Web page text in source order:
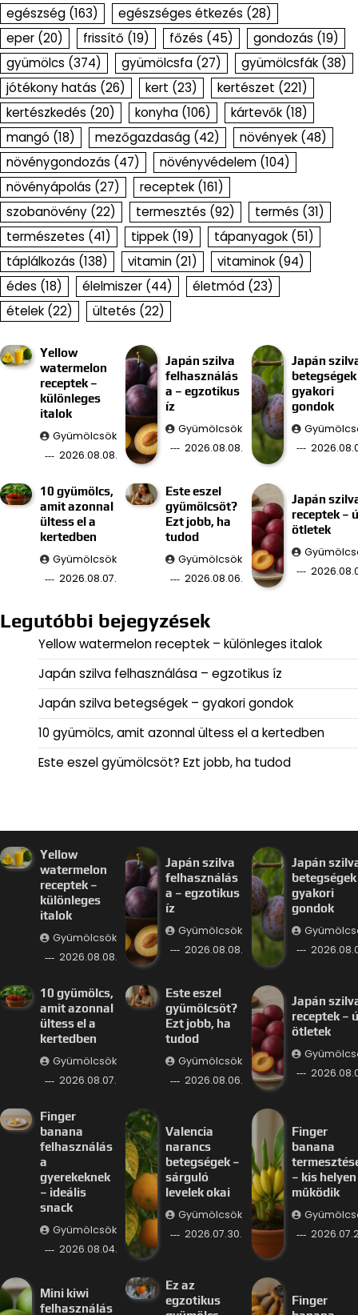
egészség (163) egészséges étkezés (28)
eper (20) frissítő (19) főzés (45) gondozás (19)
gyümölcs (374) gyümölcsfa (27) gyümölcsfák (38)
jótékony hatás (26) kert (23) kertészet (221)
kertészkedés (20) konyha (106) kártevők (18)
mangó (18) mezőgazdaság (42) növények (48)
növénygondozás (47) növényvédelem (104)
növényápolás (27) receptek (161)
szobanövény (22) termesztés (92) termés (31)
természetes (41) tippek (19) tápanyagok (51)
táplálkozás (138) vitamin (21) vitaminok (94)
édes (18) élelmiszer (44) életmód (23)
ételek (22) ültetés (22)
Yellow
watermelon
receptek –
különleges
italok
Gyümölcsök
2026.08.08.
Japán szilva
felhasználás
a – egzotikus
íz
Gyümölcsök
2026.08.08.
Japán
betegségek
gyakori
gondok
10 gyümölcs,
amit azonnal
ültess el a
kertedben
Gyümölcsök
2026.08.07.
Este eszel
gyümölcsöt?
Ezt jobb, ha
tudod
Gyümölcsök
2026.08.06.
Japán
receptek –
ötletek
Legutóbbi bejegyzések
Yellow watermelon receptek – különleges italok
Japán szilva felhasználása – egzotikus íz
Japán szilva betegségek – gyakori gondok
10 gyümölcs, amit azonnal ültess el a kertedben
Este eszel gyümölcsöt? Ezt jobb, ha tudod
Yellow
watermelon
receptek –
különleges
italok
Gyümölcsök
2026.08.08.
Japán szilva
felhasználás
a – egzotikus
íz
Gyümölcsök
2026.08.08.
Japán
betegségek
gyakori
gondok
10 gyümölcs,
amit azonnal
ültess el a
kertedben
Gyümölcsök
2026.08.07.
Este eszel
gyümölcsöt?
Ezt jobb, ha
tudod
Gyümölcsök
2026.08.06.
Japán
receptek –
ötletek
Finger
banana
felhasználás
a
gyerekeknek
– ideális
snack
Gyümölcsök
2026.08.04.
Valencia
narancs
betegségek –
sárguló
levelek okai
Gyümölcsök
2026.07.30.
Finger
banana
– kis
működik
Mini kiwi
felhasználás
Ez az
egzotikus
Finger